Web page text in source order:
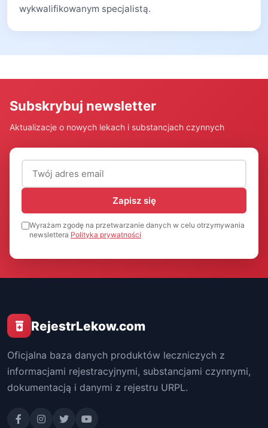
wykwalifikowanym specjalistą.
Subskrybuj newsletter
Aktualizacje o nowych lekach i substancjach czynnych
Adres email (wymagany)
Zapisz się
Wyrażam zgodę na przetwarzanie danych w celu otrzymywania
newslettera Polityka prywatności
RejestrLekow.com
Oficjalna baza danych produktów leczniczych z
informacjami rejestracyjnymi, substancjami czynnymi,
dokumentacją i danymi z rejestru URPL.